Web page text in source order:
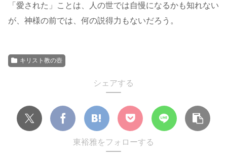
「愛された」ことは、人の世では自慢になるかも知れない
が、神様の前では、何の説得力もないだろう。
キリスト教の壺
シェアする
東裕雅をフォローする